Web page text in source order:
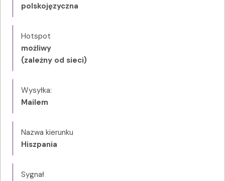
polskojęzyczna
Hotspot
możliwy
(zależny od sieci)
Wysyłka:
Mailem
Nazwa kierunku
Hiszpania
Sygnał